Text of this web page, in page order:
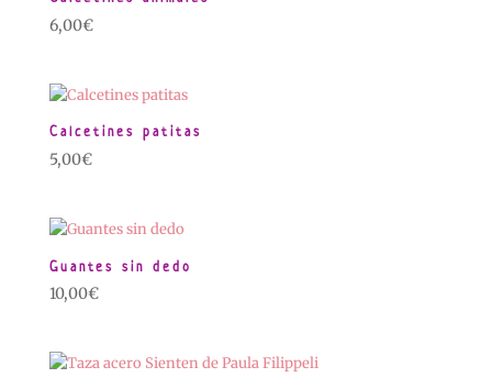
6,00€
Calcetines patitas
5,00€
Guantes sin dedo
10,00€